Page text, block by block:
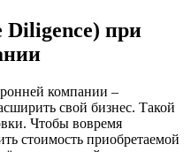
Diligence) при
компании –
свой бизнес. Такой
Чтобы вовремя
стоимость приобретаемой